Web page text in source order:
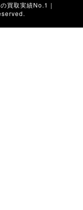
買取実績No.1｜